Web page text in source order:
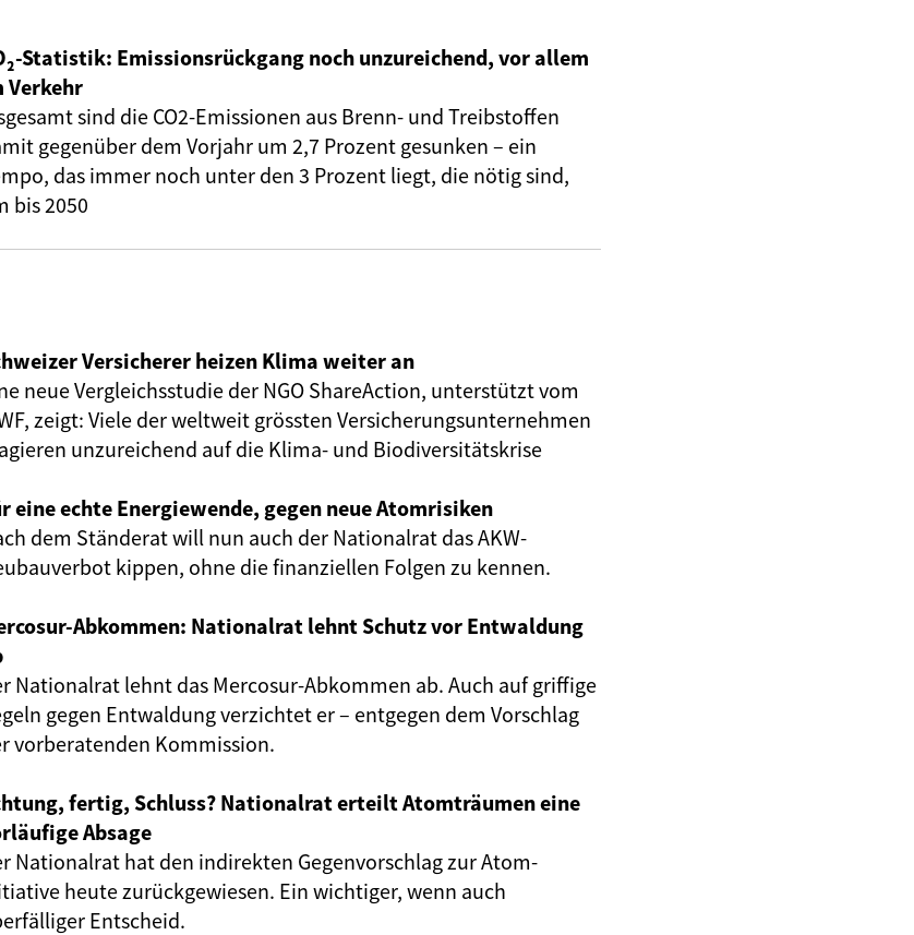
Statistik: Emissionsrückgang noch unzureichend, vor allem
Verkehr
sind die CO2-Emissionen aus Brenn- und Treibstoffen
gegenüber dem Vorjahr um 2,7 Prozent gesunken – ein
das immer noch unter den 3 Prozent liegt, die nötig sind,
bis 2050
Versicherer heizen Klima weiter an
neue Vergleichsstudie der NGO ShareAction, unterstützt vom
zeigt: Viele der weltweit grössten Versicherungsunternehmen
unzureichend auf die Klima- und Biodiversitätskrise
eine echte Energiewende, gegen neue Atomrisiken
dem Ständerat will nun auch der Nationalrat das AKW-
kippen, ohne die finanziellen Folgen zu kennen.
Abkommen: Nationalrat lehnt Schutz vor Entwaldung
Nationalrat lehnt das Mercosur-Abkommen ab. Auch auf griffige
gegen Entwaldung verzichtet er – entgegen dem Vorschlag
vorberatenden Kommission.
fertig, Schluss? Nationalrat erteilt Atomträumen eine
Absage
Nationalrat hat den indirekten Gegenvorschlag zur Atom-
heute zurückgewiesen. Ein wichtiger, wenn auch
Entscheid.